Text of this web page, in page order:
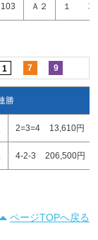
103 Ａ２ １ 車
1 7 9
勝
2=3=4 13,610円
4-2-3 206,500円
ページTOPへ戻る